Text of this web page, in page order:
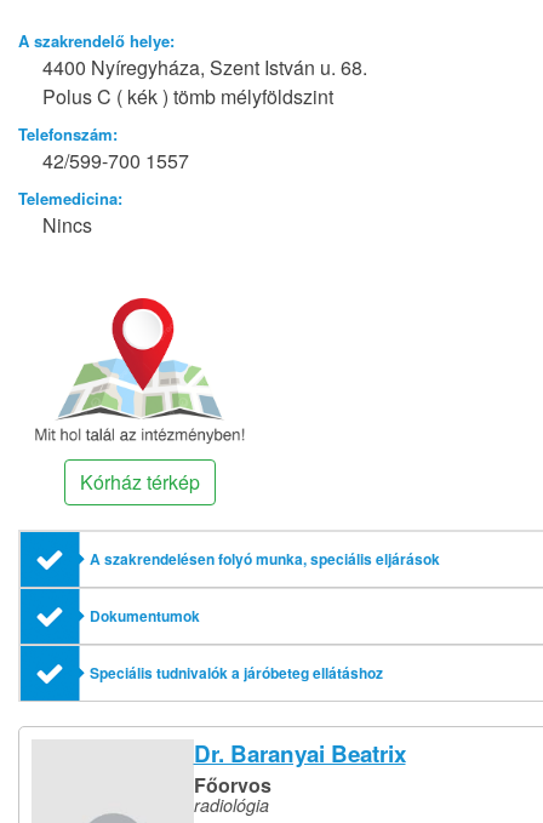
A szakrendelő helye:
4400 Nyíregyháza, Szent István u. 68.
Polus C ( kék ) tömb mélyföldszint
Telefonszám:
42/599-700 1557
Telemedicina:
Nincs
Kórház térkép
A szakrendelésen folyó munka, speciális eljárások
Dokumentumok
Speciális tudnivalók a járóbeteg ellátáshoz
Dr. Baranyai Beatrix
Főorvos
radiológia